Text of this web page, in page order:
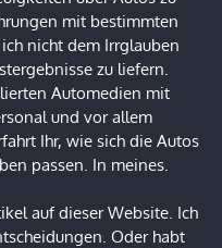
mit bestimmten
nicht dem Irrglauben
zu liefern.
Automedien mit
und vor allem
Ihr, wie sich die Autos
passen. In meines.
auf dieser Website. Ich
Oder habt